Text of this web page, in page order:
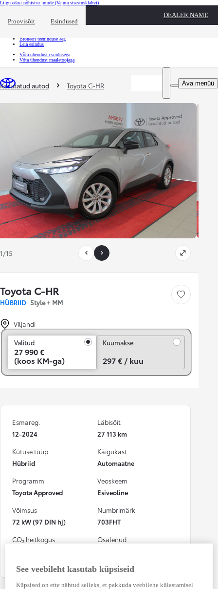
Liigu edasi põhisisu juurde (Vajuta sisestusklahvi)
Proovisõit Esindused
DEALER NAME
Kiirtee Klõpsa kiirtee ülekatte sulgemiseks
Broneeri teeninduse aeg
Leia esindus
Võta ühendust esindusega
Võta ühendust maaletoojaga
Ava menüü
Sina oled siin
Kasutatud autod Toyota C-HR
1/15
Toyota C-HR
HÜBRIID Style + MM
Salvesta
Viljandi
Valitud
27 990 €
(koos KM-ga)
Kuumakse
297 € / kuu
Esmareg.
12-2024
Läbisõit
27 113 km
Kütuse tüüp
Hübriid
Käigukast
Automaatne
Programm
Toyota Approved
Veoskeem
Esiveoline
Võimsus
72 kW (97 DIN hj)
Numbrimärk
703FHT
CO₂ heitkogus
Osalenud
See veebileht kasutab küpsiseid
Küpsised on ette nähtud selleks, et pakkuda veebilehe külastamisel